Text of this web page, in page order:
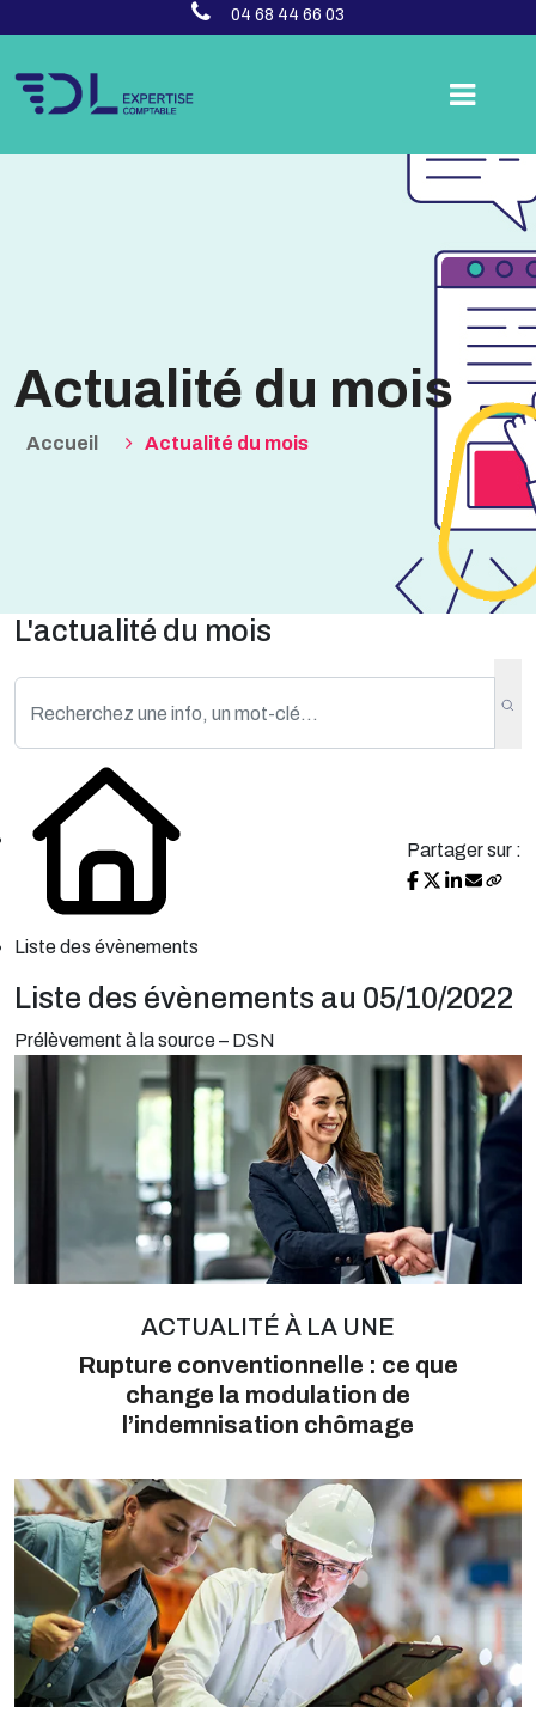
04 68 44 66 03
Actualité du mois
Accueil Actualité du mois
L'actualité du mois
Liste des évènements
Partager sur :
Liste des évènements au 05/10/2022
Prélèvement à la source – DSN
ACTUALITÉ À LA UNE
Rupture conventionnelle : ce que
change la modulation de
l’indemnisation chômage